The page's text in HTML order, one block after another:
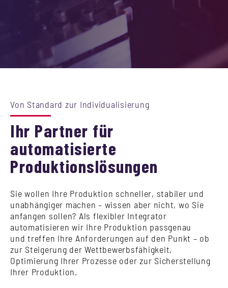
Von Standard zur Individualisierung
Ihr Partner für
automatisierte
Produktionslösungen
Sie wollen Ihre Produktion schneller, stabiler und
unabhängiger machen – wissen aber nicht, wo Sie
anfangen sollen? Als flexibler Integrator
automatisieren wir Ihre Produktion passgenau
und treffen Ihre Anforderungen auf den Punkt – ob
zur Steigerung der Wettbewerbsfähigkeit,
Optimierung Ihrer Prozesse oder zur Sicherstellung
Ihrer Produktion.